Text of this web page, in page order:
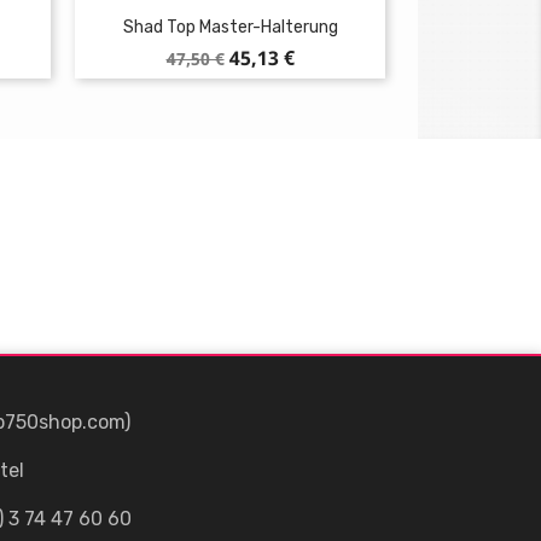
Shad Top Master-Halterung
Verkaufspreis
47,50 € Preis
45,13 €
3 74 47 60 60